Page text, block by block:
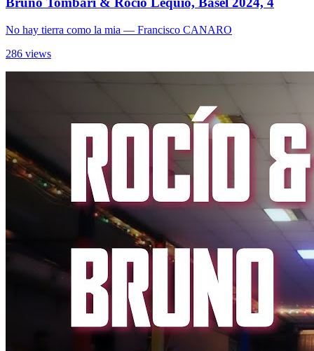
No hay tierra como la mia — Francisco CANARO
286 views